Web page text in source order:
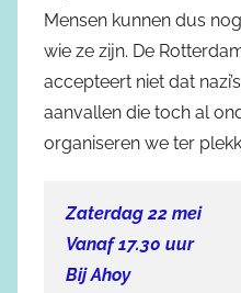
Mensen kunnen dus
wie ze zijn. De
accepteert niet dat
aanvallen die toch al
organiseren we ter
Zaterdag 22 mei
Vanaf 17.30 uur
Bij Ahoy